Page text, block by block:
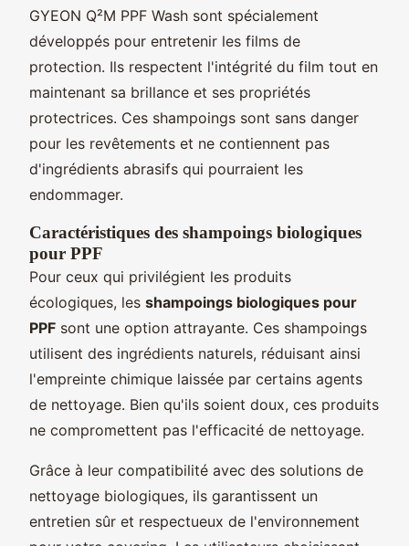
GYEON Q²M PPF Wash sont spécialement
développés pour entretenir les films de
protection. Ils respectent l'intégrité du film tout en
maintenant sa brillance et ses propriétés
protectrices. Ces shampoings sont sans danger
pour les revêtements et ne contiennent pas
d'ingrédients abrasifs qui pourraient les
endommager.
Caractéristiques des shampoings biologiques
pour PPF
Pour ceux qui privilégient les produits
écologiques, les shampoings biologiques pour
PPF sont une option attrayante. Ces shampoings
utilisent des ingrédients naturels, réduisant ainsi
l'empreinte chimique laissée par certains agents
de nettoyage. Bien qu'ils soient doux, ces produits
ne compromettent pas l'efficacité de nettoyage.
Grâce à leur compatibilité avec des solutions de
nettoyage biologiques, ils garantissent un
entretien sûr et respectueux de l'environnement